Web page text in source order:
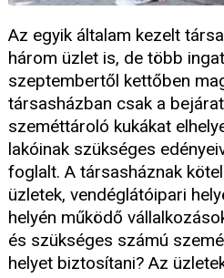
Az egyik általam kezelt
három üzlet is, de több
szeptembertől kettőben
társasházban csak a
szeméttároló kukákat
lakóinak szükséges
foglalt. A társasháznak
üzletek, vendéglátóipari
helyén működő
és szükséges számú
helyet biztosítani? Az